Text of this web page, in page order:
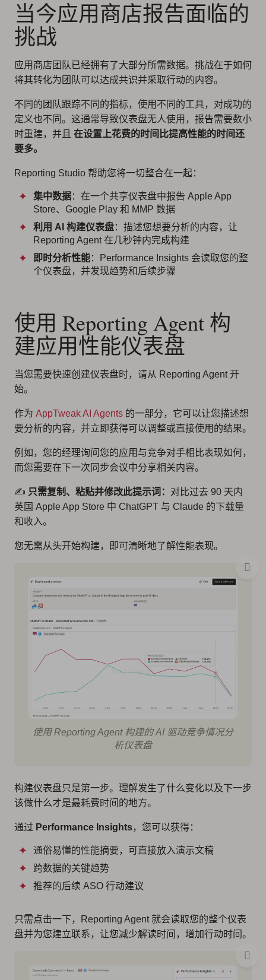
当今应用商店报告面临的
挑战
应用商店团队已经拥有了大部分所需数据。挑战在于如何
将其转化为团队可以达成共识并采取行动的内容。
不同的团队跟踪不同的指标，使用不同的工具，对成功的
定义也不同。这通常导致仪表盘无人使用，报告需要数小
时重建，并且 在设置上花费的时间比提高性能的时间还
要多。
Reporting Studio 帮助您将一切整合在一起：
集中数据：在一个共享仪表盘中报告 Apple App
Store、Google Play 和 MMP 数据
利用 AI 构建仪表盘：描述您想要分析的内容，让
Reporting Agent 在几秒钟内完成构建
即时分析性能：Performance Insights 会读取您的整
个仪表盘，并发现趋势和后续步骤
使用 Reporting Agent 构
建应用性能仪表盘
当您需要快速创建仪表盘时，请从 Reporting Agent 开
始。
作为 AppTweak AI Agents 的一部分，它可以让您描述想
要分析的内容，并立即获得可以调整或直接使用的结果。
例如，您的经理询问您的应用与竞争对手相比表现如何，
而您需要在下一次同步会议中分享相关内容。
✍️ 只需复制、粘贴并修改此提示词： 对比过去 90 天内
英国 Apple App Store 中 ChatGPT 与 Claude 的下载量
和收入。
您无需从头开始构建，即可清晰地了解性能表现。
使用 Reporting Agent 构建的 AI 驱动竞争情况分
析仪表盘
构建仪表盘只是第一步。理解发生了什么变化以及下一步
该做什么才是最耗费时间的地方。
通过 Performance Insights，您可以获得：
通俗易懂的性能摘要，可直接放入演示文稿
跨数据的关键趋势
推荐的后续 ASO 行动建议
只需点击一下，Reporting Agent 就会读取您的整个仪表
盘并为您建立联系，让您减少解读时间，增加行动时间。